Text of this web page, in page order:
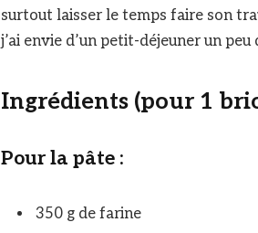
surtout laisser le temps faire son
j’ai envie d’un petit-déjeuner un
Ingrédients (pour 1
Pour la pâte :
350 g de farine